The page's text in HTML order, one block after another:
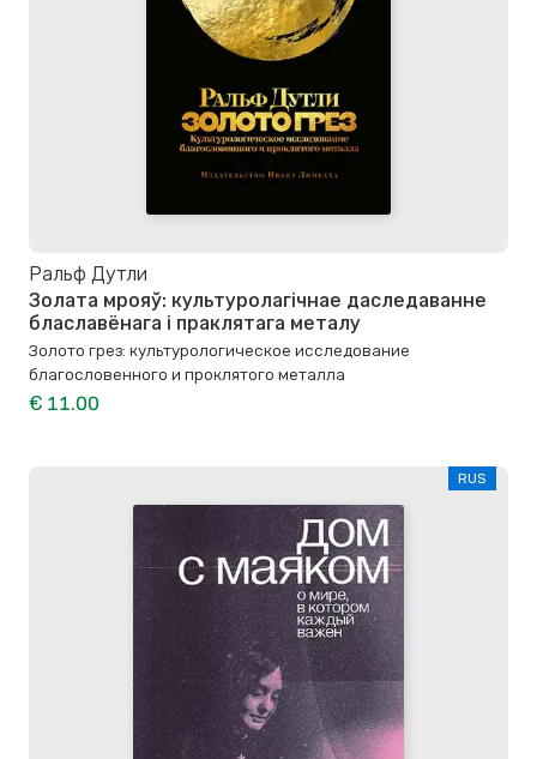
Ральф Дутли
Золата мрояў: культуролагічнае даследаванне
блаславёнага і праклятага металу
Золото грез: культурологическое исследование
благословенного и проклятого металла
€ 11.00
RUS